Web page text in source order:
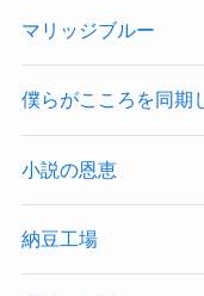
マリッジブルー
僕らがこころを同期
小説の恩恵
納豆工場